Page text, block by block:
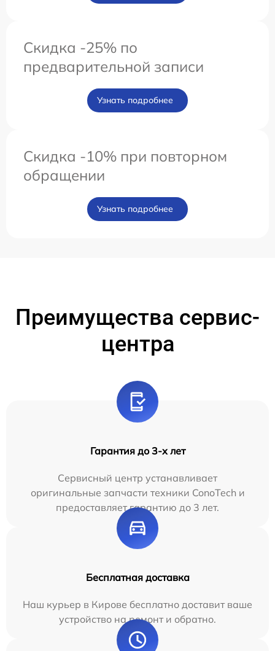
Скидка -25% по
предварительной записи
Узнать подробнее
Скидка -10% при повторном
обращении
Узнать подробнее
Преимущества сервис-
центра
Гарантия до 3-х лет
Сервисный центр устанавливает
оригинальные запчасти техники ConoTech и
предоставляет гарантию до 3 лет.
Бесплатная доставка
Наш курьер в Кирове бесплатно доставит ваше
устройство на ремонт и обратно.